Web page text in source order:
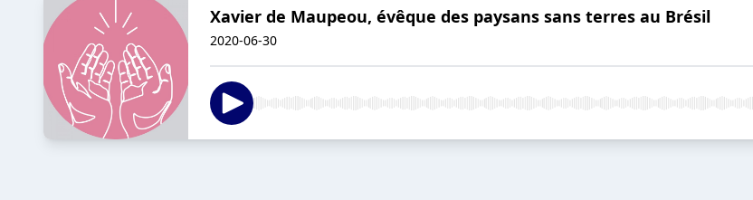
Xavier de Maupeou, évêque des paysans sans terres au Brésil
2020-06-30